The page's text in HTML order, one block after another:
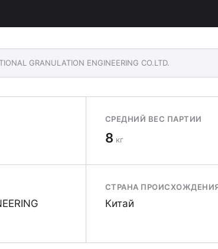
GRANULATION ENGINEERING CO.LTD.
СРЕДНИЙ ВЕС ПАРТИИ
8 кг
СТРАНА
Китай